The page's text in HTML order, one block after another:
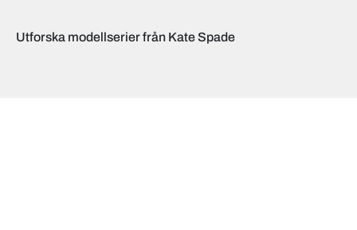
Utforska modellserier från Kate Spade